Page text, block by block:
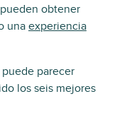
obtener
una experiencia
parecer
los seis mejores